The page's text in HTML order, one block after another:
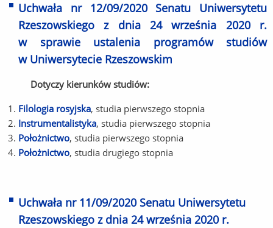
Uchwała nr 12/09/2020 Senatu Uniwersytetu
Rzeszowskiego z dnia 24 września 2020 r.
w sprawie ustalenia programów studiów
w Uniwersytecie Rzeszowskim
Dotyczy kierunków studiów:
Filologia rosyjska, studia pierwszego stopnia
Instrumentalistyka, studia pierwszego stopnia
Położnictwo, studia pierwszego stopnia
Położnictwo, studia drugiego stopnia
Uchwała nr 11/09/2020 Senatu Uniwersytetu
Rzeszowskiego z dnia 24 września 2020 r.